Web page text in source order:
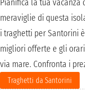
meraviglie di questa
i traghetti per Santorini
migliori offerte e gli
via mare. Confronta i
Traghetti da Santorini